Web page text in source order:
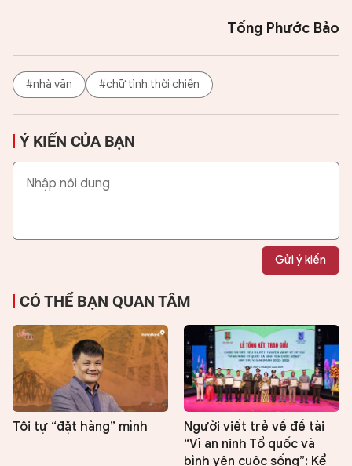
Tống Phước Bảo
#nhà văn #chữ tình thời chiến
Ý KIẾN CỦA BẠN
Gửi ý kiến
CÓ THỂ BẠN QUAN TÂM
Tôi tự “đặt hàng” mình
Người viết trẻ về đề tài
“Vì an ninh Tổ quốc và
bình yên cuộc sống”: Kể